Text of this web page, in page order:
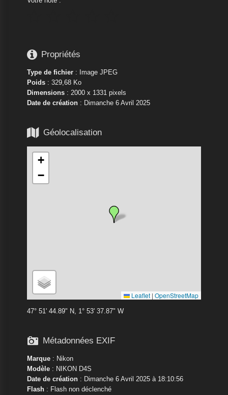
 Propriétés
Type de fichier: Image JPEG
Poids: 329,68 Ko
Dimensions: 2000 x 1331 pixels
Date de création: Dimanche 6 Avril 2025
 Géolocalisation
+
−
Leaflet | OpenStreetMap
47° 51' 44.89" N, 1° 53' 37.87" W
 Métadonnées EXIF
Marque: Nikon
Modèle: NIKON D4S
Date de création: Dimanche 6 Avril 2025 à 18:10:56
Flash: Flash non déclenché